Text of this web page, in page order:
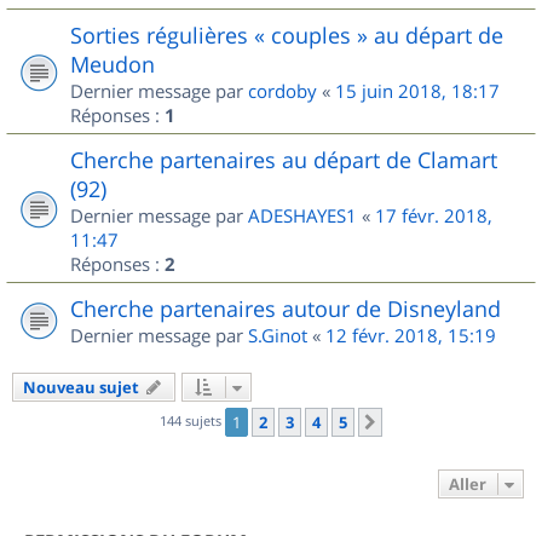
Sorties régulières « couples » au départ de
Meudon
Dernier message par cordoby « 15 juin 2018, 18:17
Réponses : 1
Cherche partenaires au départ de Clamart
(92)
Dernier message par ADESHAYES1 « 17 févr. 2018,
11:47
Réponses : 2
Cherche partenaires autour de Disneyland
Dernier message par S.Ginot « 12 févr. 2018, 15:19
Nouveau sujet
144 sujets 1 2 3 4 5
Aller